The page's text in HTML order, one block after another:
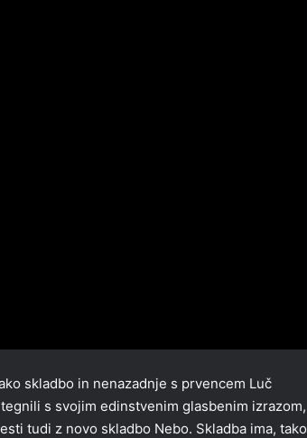
skladbo in nenazadnje s prvencem Luč
s svojim edinstvenim glasbenim izrazom,
tudi z novo skladbo Nebo. Skladba ima, tako